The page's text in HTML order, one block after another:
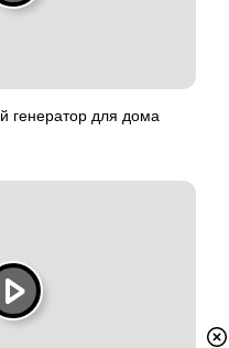
генератор для дома